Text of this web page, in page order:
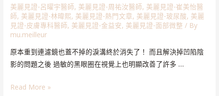
美麗見證-呂曜宇醫師, 美麗見證-周祐汝醫師, 美麗見證-崔美怡醫
師, 美麗見證-林暐熙, 美麗見證-熱門文章, 美麗見證-玻尿酸, 美麗
見證-皮膚專科醫師, 美麗見證-金益安, 美麗見證-面部微整 / By
mu.meilleur
原本重到連濾鏡也蓋不掉的淚溝終於消失了！ 而且解決掉凹陷陰
影的問題之後 過敏的黑眼圈在視覺上也明顯改善了許多 …
Read More »